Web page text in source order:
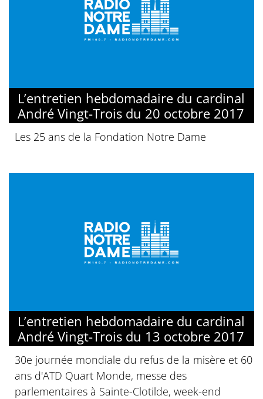
L’entretien hebdomadaire du cardinal
André Vingt-Trois du 20 octobre 2017
Les 25 ans de la Fondation Notre Dame
L’entretien hebdomadaire du cardinal
André Vingt-Trois du 13 octobre 2017
30e journée mondiale du refus de la misère et 60
ans d'ATD Quart Monde, messe des
parlementaires à Sainte-Clotilde, week-end